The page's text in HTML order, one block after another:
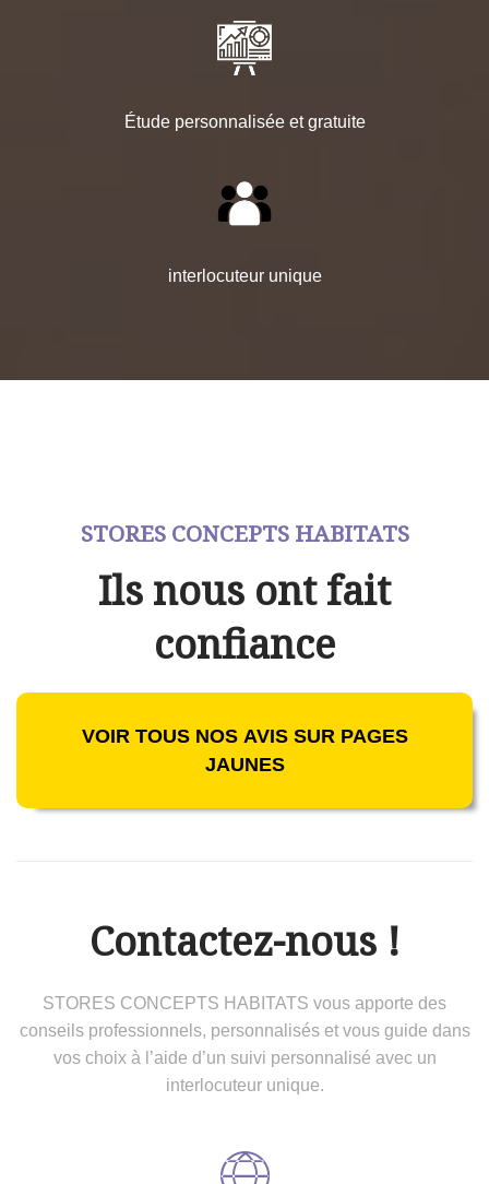
Étude personnalisée et gratuite
interlocuteur unique
STORES CONCEPTS HABITATS
Ils nous ont fait
confiance
VOIR TOUS NOS AVIS SUR PAGES
JAUNES
Contactez-nous !
STORES CONCEPTS HABITATS vous apporte des
conseils professionnels, personnalisés et vous guide dans
vos choix à l’aide d’un suivi personnalisé avec un
interlocuteur unique.